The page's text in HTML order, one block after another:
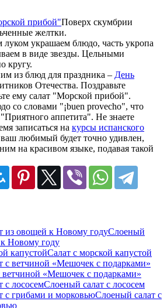
Поверх скумбрии
желтки.
украшаем блюдо, часть укропа
в виде звезды. Цельными
кругу.
из блюд для праздника – День
Отечества. Поздравьте
ему салат "Морской прибой".
со словами "¡buen provecho", что
"Приятного аппетита". Не знаете
записаться на курсы испанского
ваш любимый будет точно удивлен,
на красивом языке, подавая такой
Слоеный
Новому году
Салат с морской капустой
ветчиной «Мешочек с подарками»
Слоеный салат с лососем
Слоеный салат с